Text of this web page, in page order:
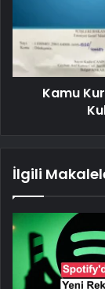
Kamu
İlgili